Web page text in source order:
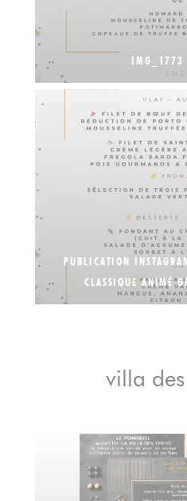
IMG_1773
PUBLICATION
CLASSIQUE ANIMÉ
villa